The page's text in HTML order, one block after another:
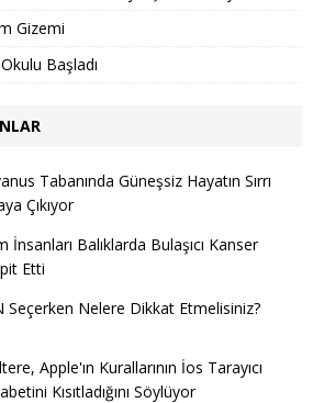
Gizemi
Başladı
Tabanında Güneşsiz Hayatın Sırrı
Çıkıyor
İnsanları Balıklarda Bulaşıcı Kanser
Etti
Seçerken Nelere Dikkat Etmelisiniz?
Apple'ın Kurallarının İos Tarayıcı
Kısıtladığını Söylüyor